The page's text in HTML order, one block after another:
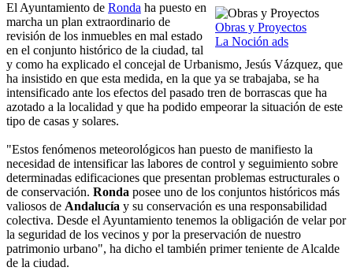
Obras y Proyectos
La Noción ads
El Ayuntamiento de Ronda ha puesto en
marcha un plan extraordinario de
revisión de los inmuebles en mal estado
en el conjunto histórico de la ciudad, tal
y como ha explicado el concejal de Urbanismo, Jesús Vázquez, que
ha insistido en que esta medida, en la que ya se trabajaba, se ha
intensificado ante los efectos del pasado tren de borrascas que ha
azotado a la localidad y que ha podido empeorar la situación de este
tipo de casas y solares.
"Estos fenómenos meteorológicos han puesto de manifiesto la
necesidad de intensificar las labores de control y seguimiento sobre
determinadas edificaciones que presentan problemas estructurales o
de conservación. Ronda posee uno de los conjuntos históricos más
valiosos de Andalucía y su conservación es una responsabilidad
colectiva. Desde el Ayuntamiento tenemos la obligación de velar por
la seguridad de los vecinos y por la preservación de nuestro
patrimonio urbano", ha dicho el también primer teniente de Alcalde
de la ciudad.